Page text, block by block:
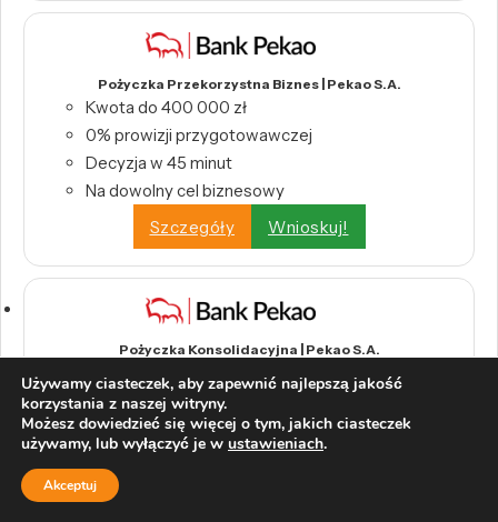
Pożyczka Przekorzystna Biznes | Pekao S.A.
Kwota do 400 000 zł
0% prowizji przygotowawczej
Decyzja w 45 minut
Na dowolny cel biznesowy
Szczegóły
Wnioskuj!
Pożyczka Konsolidacyjna | Pekao S.A.
0% prowizji
Okres kredytowania do 96 miesięcy
Szczegóły
Wnioskuj!
Używamy ciasteczek, aby zapewnić najlepszą jakość
korzystania z naszej witryny.
Możesz dowiedzieć się więcej o tym, jakich ciasteczek
używamy, lub wyłączyć je w ustawieniach.
Akceptuj